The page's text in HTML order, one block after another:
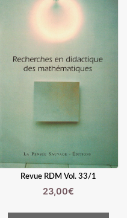
Revue RDM Vol. 33/1
23,00€